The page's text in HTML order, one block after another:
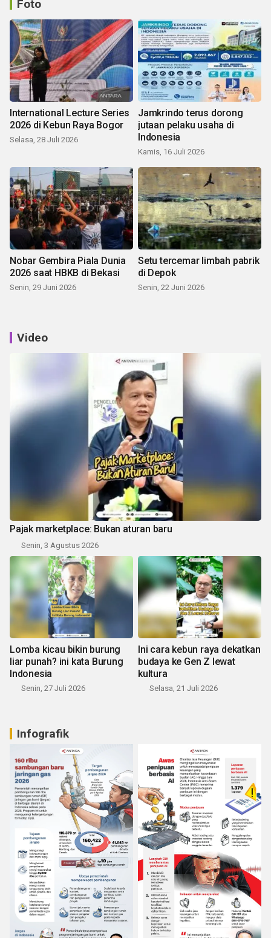
Foto
International Lecture Series
2026 di Kebun Raya Bogor
Selasa, 28 Juli 2026
Jamkrindo terus dorong
jutaan pelaku usaha di
Indonesia
Kamis, 16 Juli 2026
Nobar Gembira Piala Dunia
2026 saat HBKB di Bekasi
Senin, 29 Juni 2026
Setu tercemar limbah pabrik
di Depok
Senin, 22 Juni 2026
Video
Pajak marketplace: Bukan aturan baru
Senin, 3 Agustus 2026
Lomba kicau bikin burung
liar punah? ini kata Burung
Indonesia
Senin, 27 Juli 2026
Ini cara kebun raya dekatkan
budaya ke Gen Z lewat
kultura
Selasa, 21 Juli 2026
Infografik